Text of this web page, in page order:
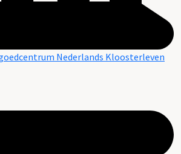
Nederlands Kloosterleven